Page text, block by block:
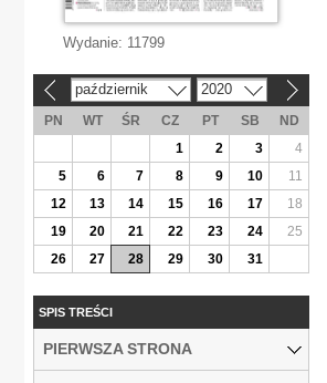
Wydanie: 11799
październik 2020
PN WT ŚR CZ PT SB
ND
1
2 3
4
5
6 7 8 9 10
11
12
13 14 15 16 17
18
19
20 21 22 23 24
25
26
27 28 29 30 31
SPIS TREŚCI
PIERWSZA STRONA